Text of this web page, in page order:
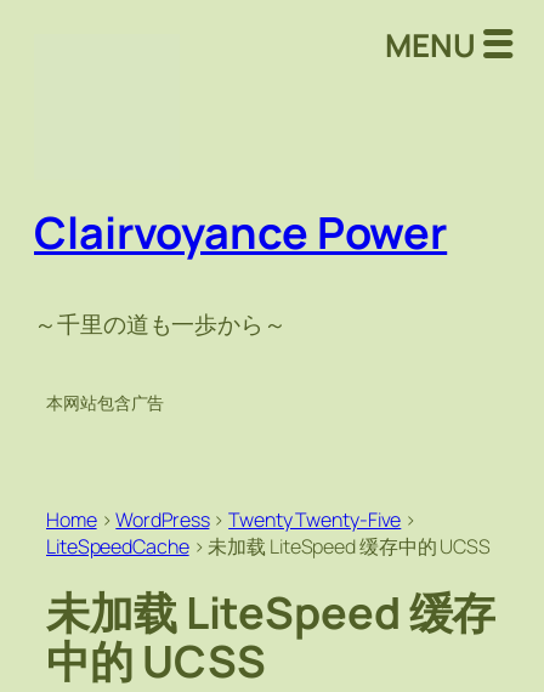
Clairvoyance Power
～千里の道も一歩から～
本网站包含广告
Home>WordPress>Twenty Twenty-Five >
LiteSpeedCache>未加载 LiteSpeed 缓存中的 UCSS
未加载 LiteSpeed 缓存
中的 UCSS
MENU